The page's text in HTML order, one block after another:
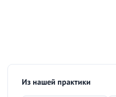
Из нашей практики